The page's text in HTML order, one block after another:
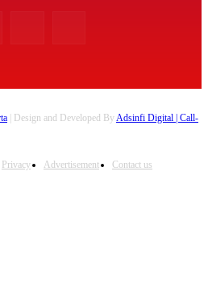
| Design and Developed ByAdsinfi Digital | Call-
Privacy Advertisement Contact us